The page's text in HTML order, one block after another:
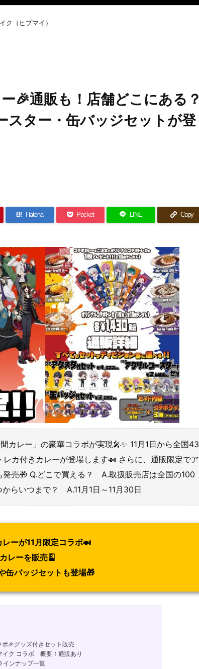
ク（ヒプマイ）
🎉通販も！店舗どこにある？
スター・缶バッジセットが登
B! Hatena Pocket LINE Copy
カレー」の豪華コラボが実現🎤✨ 11月1日から全国43
カ付きカレーが登場します🍛 さらに、通販限定でア
発売🎁 Q.どこで買える？ A.取扱販売店は全国の100
らいつまで？ A.11月1日～11月30日
ーが11月限定コラボ🍛
レーを販売🎴
缶バッジセットも登場🎁
🎉グッズ付きセット販売
イク コラボ 概要！通販あり
インナップ一覧